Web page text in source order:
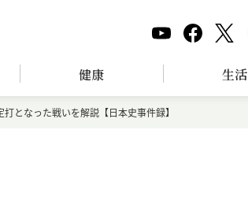
健康 生活
となった戦いを解説【日本史事件録】